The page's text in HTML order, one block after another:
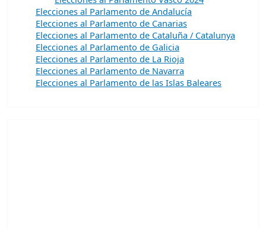
Elecciones al Parlamento de Andalucía
Elecciones al Parlamento de Canarias
Elecciones al Parlamento de Cataluña / Catalunya
Elecciones al Parlamento de Galicia
Elecciones al Parlamento de La Rioja
Elecciones al Parlamento de Navarra
Elecciones al Parlamento de las Islas Baleares